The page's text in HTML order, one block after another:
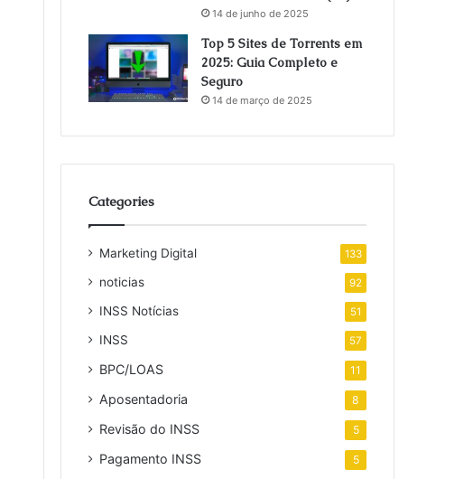
14 de junho de 2025
Top 5 Sites de Torrents em
2025: Guia Completo e
Seguro
14 de março de 2025
Categories
Marketing Digital 133
noticias 92
INSS Notícias 51
INSS 57
BPC/LOAS 11
Aposentadoria 8
Revisão do INSS 5
Pagamento INSS 5